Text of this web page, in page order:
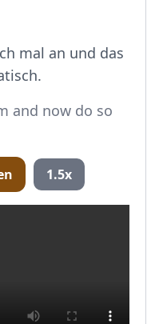
mal an und das
and now do so
1.5x